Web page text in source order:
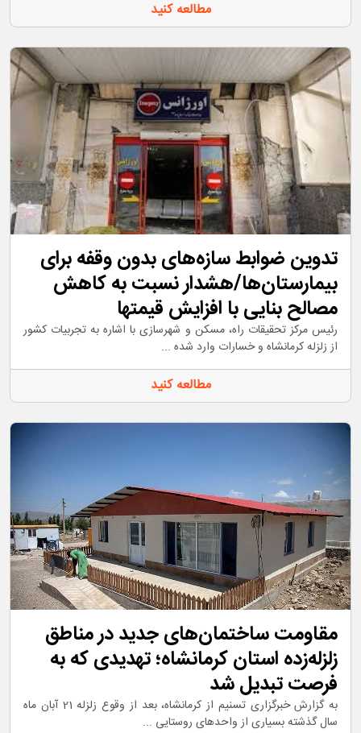
مطالعه کنید
تدوین ضوابط سازه‌های بدون وقفه برای
بیمارستان‌ها/هشدار نسبت به کاهش
مصالح بنایی با افزایش قیمتها
رئیس مرکز تحقیقات راه، مسکن و شهرسازی با اشاره به تجربیات کشور
از زلزله کرمانشاه و خسارات وارد شده ...
مطالعه کنید
مقاومت ساختمان‌های جدید در مناطق
زلزله‌زده استان کرمانشاه؛ تهدیدی که به
فرصت تبدیل شد
به گزارش خبرگزاری تسنیم از کرمانشاه، بعد از وقوع زلزله 21 آبان ماه
سال گذشته بسیاری از واحدهای روستایی ...